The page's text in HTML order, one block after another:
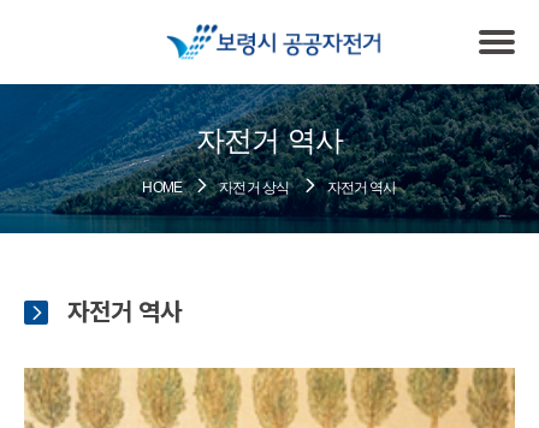
자전거 역사
HOME 자전거 상식 자전거 역사
자전거 역사